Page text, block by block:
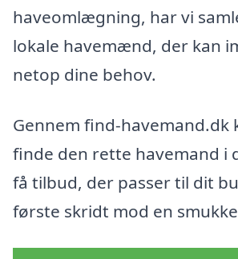
haveomlægning, har vi
lokale havemænd, der kan
netop dine behov.
Gennem find-havemand.dk
finde den rette havemand i
få tilbud, der passer til dit
første skridt mod en